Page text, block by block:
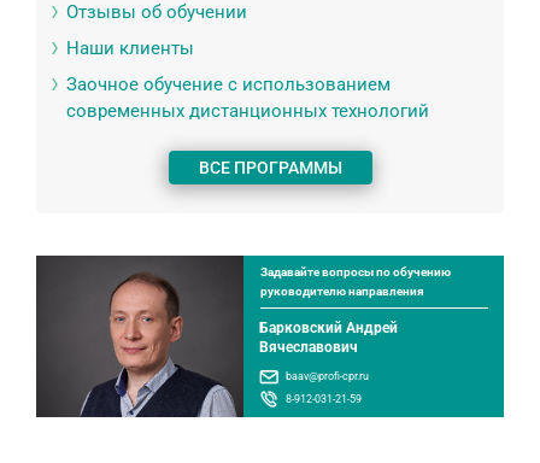
Отзывы об обучении
Наши клиенты
Заочное обучение с использованием
современных дистанционных технологий
ВСЕ ПРОГРАММЫ
Задавайте вопросы по обучению
руководителю направления
Барковский Андрей
Вячеславович
baav@profi-cpr.ru
8-912-031-21-59